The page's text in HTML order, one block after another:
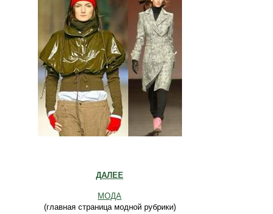
ДАЛЕЕ
МОДА
(главная страница модной рубрики)